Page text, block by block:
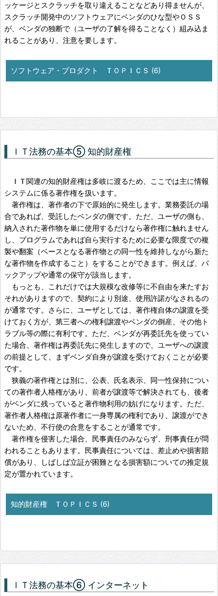
ッケージとスクラッチを取り違えることなどあり得ませんが、
スクラッチ開発中のソフトウェアにベンダのひな型やＯＳＳ
が、ベンダの独断で（ユーザの了解を得ることなく）組み込ま
れることがあり、注意を要します。
ソフトウェア・プロダクト ＴＯＰＩＣＳ (6)
ＩＴ法務の基本⑤ 知的財産権
ＩＴ関連の知的財産権は多岐に渡るため、ここでは主に情報
システムに係る著作権を扱います。
著作権は、著作者の下で原始的に発生します。業務委託の場
合であれば、受託したベンダの側です。ただ、ユーザの側も、
納入された著作物を単に使用するだけなら著作権に触れません
し、プログラムであれば自ら実行するために必要な限度での複
製や翻案（ベースとなる著作物との同一性を維持しながら新た
な著作物を作成すること）をすることができます。例えば、バ
ックアップや通常の保守が該当します。
もっとも、これだけでは大規模な改修等に不自由を来たすお
それがありますので、契約により別途、使用許諾がなされるの
が通常です。さらに、ユーザとしては、著作権自体の譲渡を受
けておく方が、第三者への権利譲渡やベンダの倒産、その他ト
ラブル等の際に有利です。ただ、ベンダが再委託先を使ってい
た場合、著作権は再委託先に発生しますので、ユーザへの譲渡
の前提として、まずベンダ自身が譲渡を受けておくことが必要
です。
狭義の著作権とは別に、公表、氏名表示、同一性保持につい
ての著作者人格権があり、前者が譲渡等で解決されても、後者
がベンダに残っていると著作物利用の妨げになります。ただ、
著作者人格権は原著作者に一身専属の権利であり、譲渡ができ
ないため、不行使の合意をすることが通常です。
著作権を侵害した場合、民事責任のみならず、刑事責任が問
われることもあります。民事責任については、差止めや損害賠
償があり、しばしば立証が困難となる損害額についての推定規
定が置かれています。
知的財産権 ＴＯＰＩＣＳ (6)
ＩＴ法務の基本⑥ インターネット